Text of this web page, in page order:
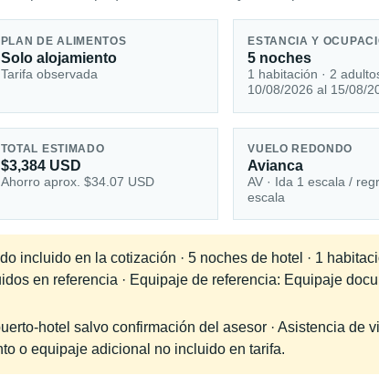
PLAN DE ALIMENTOS
Solo alojamiento
Tarifa observada
ESTANCIA Y
5 noches
1 habitación · 2
10/08/2026 al 15/08/
TOTAL ESTIMADO
$3,384 USD
Ahorro aprox. $34.07 USD
VUELO REDONDO
Avianca
AV · Ida 1 escala /
escala
incluido en la cotización · 5 noches de hotel · 1
en referencia · Equipaje de referencia: Equipaje
hotel salvo confirmación del asesor · Asistencia de
o equipaje adicional no incluido en tarifa.